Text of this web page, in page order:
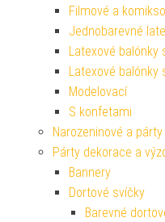
Filmové a
Jednobarevné
Latexové
Latexové balónky
Modelovací
S konfetami
Narozeninové a
Párty dekorace a
Bannery
Dortové svíčky
Barevné